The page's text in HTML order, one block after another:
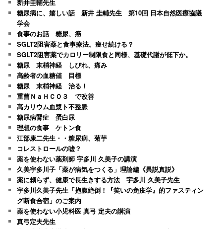
新井圭輔先生
糖尿病に、嬉しい話 新井 圭輔先生 第10回 日本自然医療協議
学会
食事のお話 糖尿、癌
SGLT2阻害薬と食事療法。痩せ続ける？
SGLT2阻害薬でカロリー制限食と同様、基礎代謝が低下か。
糖尿 末梢神経 しびれ、痛み
高齢者の血糖値 目標
糖尿 末梢神経 治る！
重曹ＮａＨＣＯ３ で改善
高カリウム血漿ト不整脈
糖尿病腎症 蛋白尿
理想の食事 ケトン食
江部康二先生・・糖尿病、菊芋
コレストロールの嘘？
薬を使わない薬剤師 宇多川 久美子の講演
久美宇多川子「薬が病気をつくる」理論編《異説真説》
薬に頼らず、健康で長生きする方法 宇多川 久美子先生
宇多川久美子先生「抱腹絶倒！『笑いの免疫学』的ファスティン
グ断食合宿」のご案内
薬を使わない小児科医 真弓 定夫の講演
真弓定夫先生